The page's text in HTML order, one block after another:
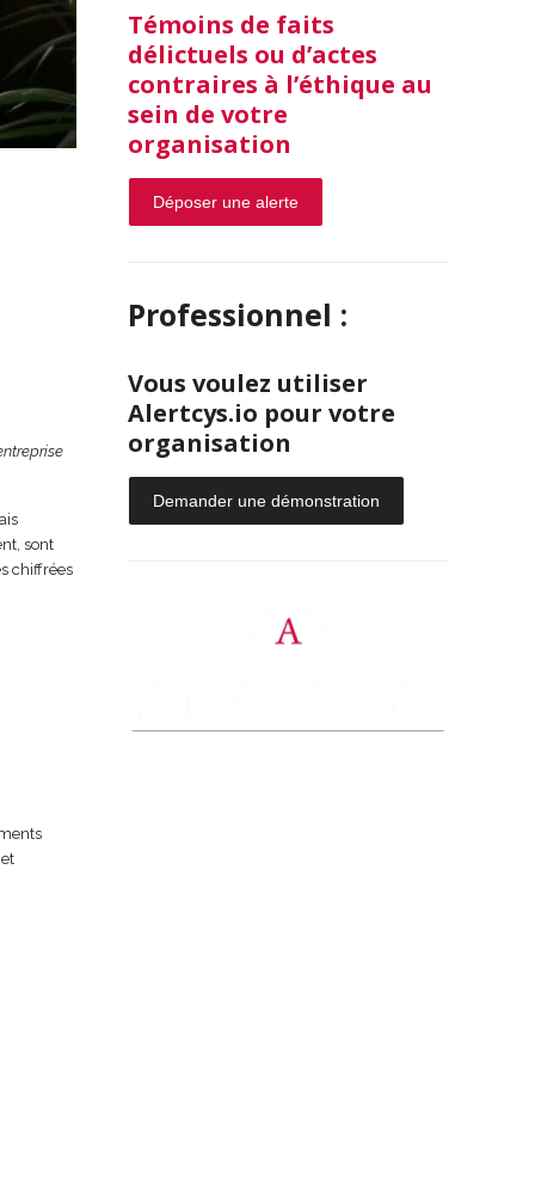
sont
chiffrées
Témoins de faits
délictuels ou d’actes
contraires à l’éthique au
sein de votre
organisation
Déposer une alerte
Professionnel :
Vous voulez utiliser
Alertcys.io pour votre
organisation
Demander une démonstration